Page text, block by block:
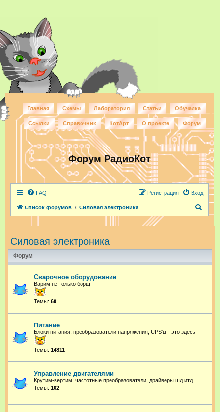
Главная Схемы Лаборатория Статьи Обучалка
Ссылки Справочник КотАрт О проекте Форум
Форум РадиоКот
FAQ Вход
Регистрация
Список форумов Силовая электроника
Силовая электроника
Форум
Сварочное оборудование
Варим не только борщ
Темы: 60
Питание
Блоки питания, преобразователи напряжения, UPS'ы - это здесь
Темы: 14811
Управление двигателями
Крутим-вертим: частотные преобразователи, драйверы шд итд
Темы: 162